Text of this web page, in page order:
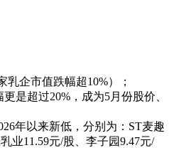
企市值跌幅超10%）；
是超过20%，成为5月份股价、
年以来新低，分别为：ST麦趣
业11.59元/股、李子园9.47元/